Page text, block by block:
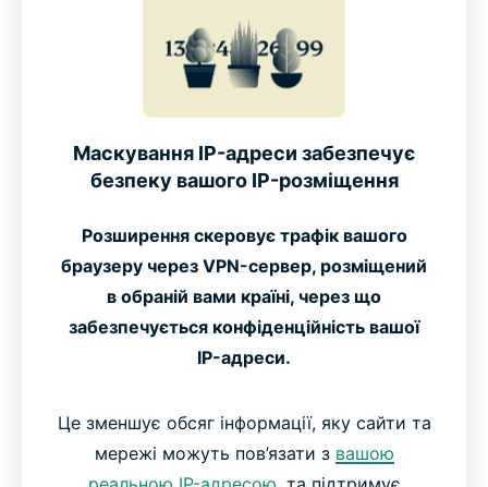
Маскування IP-адреси забезпечує
безпеку вашого IP-розміщення
Розширення скеровує трафік вашого
браузеру через VPN-сервер, розміщений
в обраній вами країні, через що
забезпечується конфіденційність вашої
IP-адреси.
Це зменшує обсяг інформації, яку сайти та
мережі можуть пов’язати з вашою